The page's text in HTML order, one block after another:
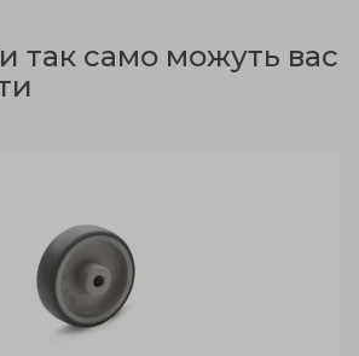
так само можуть вас